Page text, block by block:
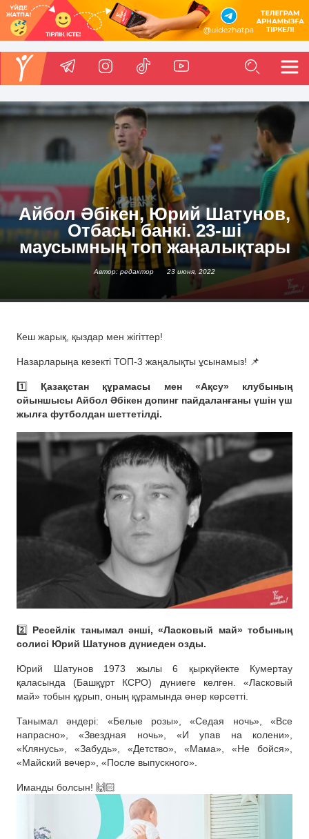
Айбол Әбікен, Юрий Шатунов,
Отбасы банкі. 23-ші
маусымның топ жаңалықтары
Автор: редактор 23 июня, 2022
Кеш жарық, қыздар мен жігіттер!
Назарларыңа кезекті ТОП-3 жаңалықты ұсынамыз! 📌
1️⃣ Қазақстан құрамасы мен «Ақсу» клубының
ойыншысы Айбол Әбікен допинг пайдаланғаны үшін үш
жылға футболдан шеттетілді.
2️⃣ Ресейлік танымал әнші, «Ласковый май» тобының
солисі Юрий Шатунов дүниеден озды.
Юрий Шатунов 1973 жылы 6 қыркүйекте Кумертау
қаласында (Башқұрт КСРО) дүниеге келген. «Ласковый
май» тобын құрып, оның құрамында өнер көрсетті.
Танымал әндері: «Белые розы», «Седая ночь», «Все
напрасно», «Звездная ночь», «И упав на колени»,
«Клянусь», «Забудь», «Детство», «Мама», «Не бойся»,
«Майский вечер», «После выпускного».
Иманды болсын! 🙌🏻